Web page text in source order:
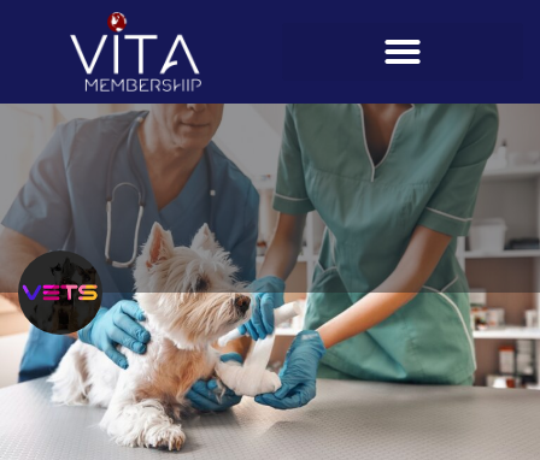
Veterinarias VETS (El Valle)
Teléfono
908-7311